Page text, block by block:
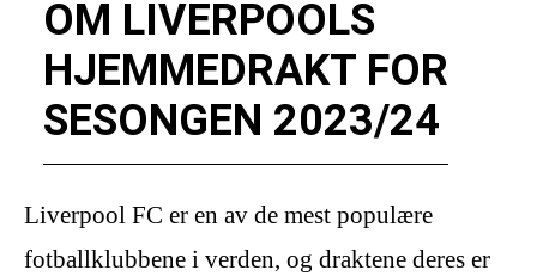
OM LIVERPOOLS
HJEMMEDRAKT FOR
SESONGEN 2023/24
Liverpool FC er en av de mest populære
fotballklubbene i verden, og draktene deres er